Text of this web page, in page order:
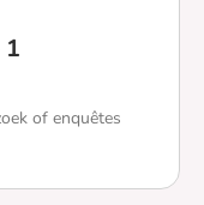
of enquêtes
Type 1